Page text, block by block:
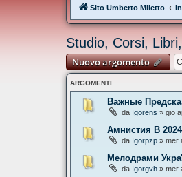
Sito Umberto Miletto
Studio, Corsi,
Nuovo argomento
ARGOMENTI
Важные
da Igorens » gio
Амнистия В
da Igorpzp » mer
Мелодрами
da Igorgvh » mer